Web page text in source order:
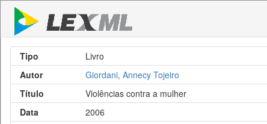
Tipo
Livro
Autor
Giordani, Annecy Tojeiro
Título
Violências contra a mulher
Data
2006